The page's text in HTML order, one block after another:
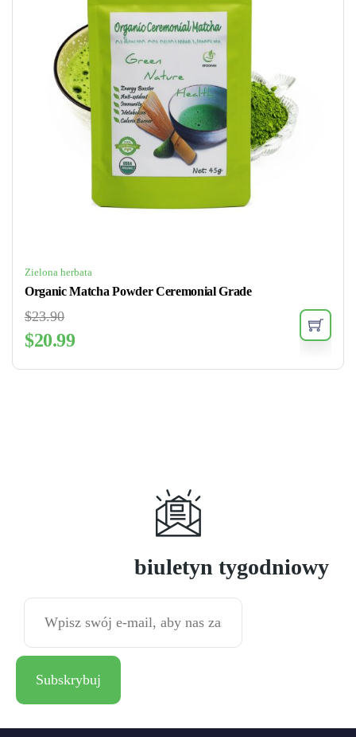
Zielona herbata
Organic Matcha Powder Ceremonial Grade
$23.90
$20.99
biuletyn tygodniowy